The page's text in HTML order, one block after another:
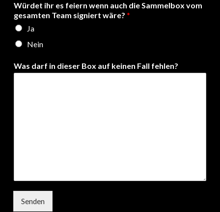
Würdet ihr es feiern wenn auch die Sammelbox vom
gesamten Team signiert wäre? *
Ja
Nein
Was darf in dieser Box auf keinen Fall fehlen?
Senden